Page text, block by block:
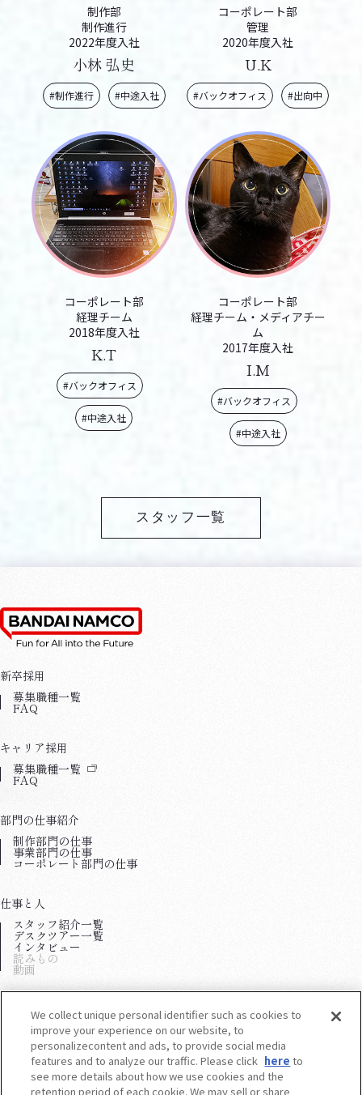
制作部
制作進行
2022年度入社
小林 弘史
#制作進行 #中途入社
コーポレート部
管理
2020年度入社
U.K
#バックオフィス #出向中
コーポレート部
経理チーム
2018年度入社
K.T
#バックオフィス
#中途入社
コーポレート部
経理チーム・メディアチー
ム
2017年度入社
I.M
#バックオフィス
#中途入社
スタッフ一覧
新卒採用
募集職種一覧
FAQ
キャリア採用
募集職種一覧
（新しいウィンドウで開きます）
FAQ
部門の仕事紹介
制作部門の仕事
事業部門の仕事
コーポレート部門の仕事
仕事と人
スタッフ紹介一覧
デスクツアー一覧
インタビュー
読みもの
動画
わたしたちについて
会社紹介
制度
職場環境
We collect unique personal identifier such as cookies to
improve your experience on our website, to
personalizecontent and ads, to provide social media
features and to analyze our traffic. Please click here to
see more details about how we use cookies and the
retention period of each cookie. We may sell or share